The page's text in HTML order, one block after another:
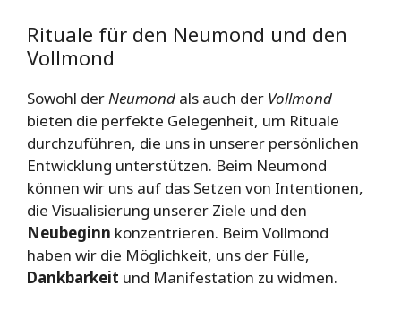
Rituale für den Neumond und den
Vollmond
Sowohl derNeumond als auch der Vollmond
bieten die perfekte Gelegenheit, um Rituale
durchzuführen, die uns in unserer persönlichen
Entwicklung unterstützen. Beim Neumond
können wir uns auf das Setzen von Intentionen,
die Visualisierung unserer Ziele und den
Neubeginn konzentrieren. Beim Vollmond
haben wir die Möglichkeit, uns der Fülle,
Dankbarkeit und Manifestation zu widmen.